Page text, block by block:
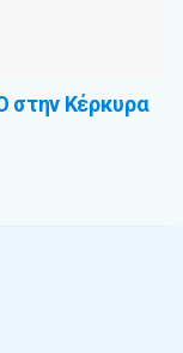
στην Κέρκυρα